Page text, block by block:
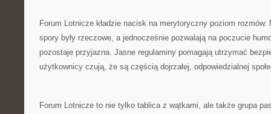
Forum Lotnicze kładzie nacisk na merytoryczny poziom
spory były rzeczowe, a jednocześnie pozwalają na poczucie
pozostaje przyjazna. Jasne regulaminy pomagają utrzymać
użytkownicy czują, że są częścią dojrzałej, odpowiedzialnej
Forum Lotnicze to nie tylko tablica z wątkami, ale także grupa